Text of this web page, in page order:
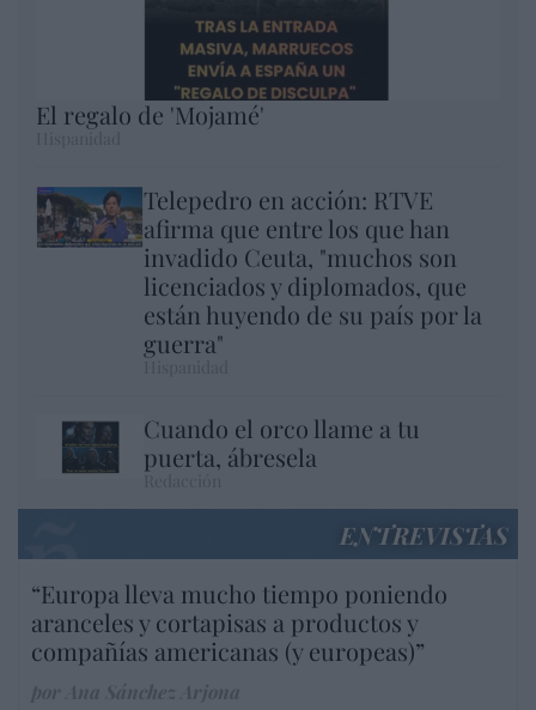
El regalo de 'Mojamé'
Telepedro en acción: RTVE
afirma que entre los que han
invadido Ceuta, "muchos son
licenciados y diplomados, que
están huyendo de su país por la
guerra"
Cuando el orco llame a tu
puerta, ábresela
ENTREVISTAS
“Europa lleva mucho tiempo poniendo
aranceles y cortapisas a productos y
compañías americanas (y europeas)”